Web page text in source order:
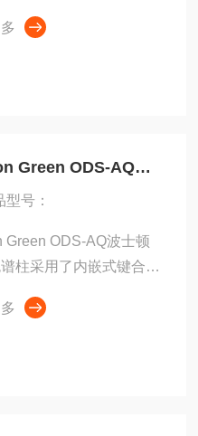
在高或低pH条件下不
Boston Green ODS-AQ波士顿液相色谱柱
型号：
Green ODS-AQ波士顿
柱采用了内嵌式键合技
性化合物具有更强的保